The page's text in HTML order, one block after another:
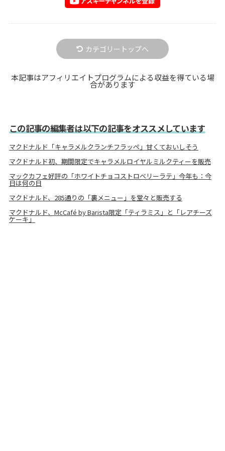
カテゴリートップへ
本記事はアフィリエイトプログラムによる収益を得ている場
合があります
この記事の編集者は以下の記事をオススメしています
マクドナルド「キャラメルクランチフラッペ」甘くておいしそう
マクドナルド初、期間限定でキャラメルロイヤルミルクティーを販売
マックカフェ好評の「ホワイトチョコストロベリーラテ」今年も：今
日は何の日
マクドナルド、285通りの「裏メニュー」を堂々と販売する
マクドナルド、McCafé by Barista限定「ティラミス」と「レアチーズ
ケーキ」